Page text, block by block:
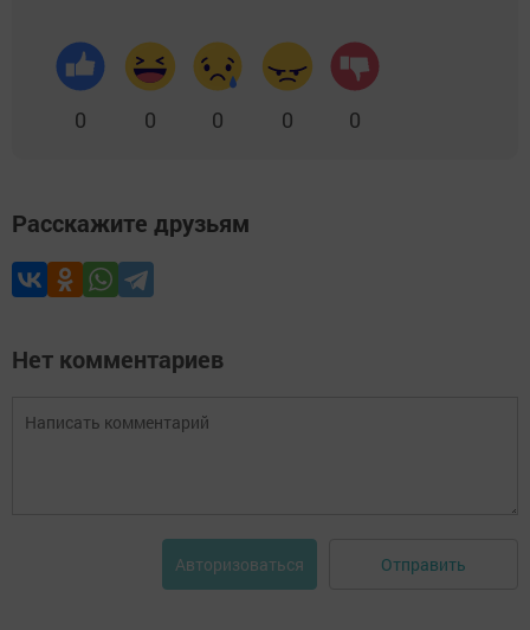
0 0 0 0 0
Расскажите друзьям
Нет комментариев
Авторизоваться Отправить